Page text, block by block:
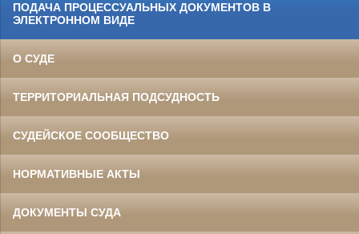
ПОДАЧА ПРОЦЕССУАЛЬНЫХ ДОКУМЕНТОВ В
ЭЛЕКТРОННОМ ВИДЕ
О СУДЕ
ТЕРРИТОРИАЛЬНАЯ ПОДСУДНОСТЬ
СУДЕЙСКОЕ СООБЩЕСТВО
НОРМАТИВНЫЕ АКТЫ
ДОКУМЕНТЫ СУДА